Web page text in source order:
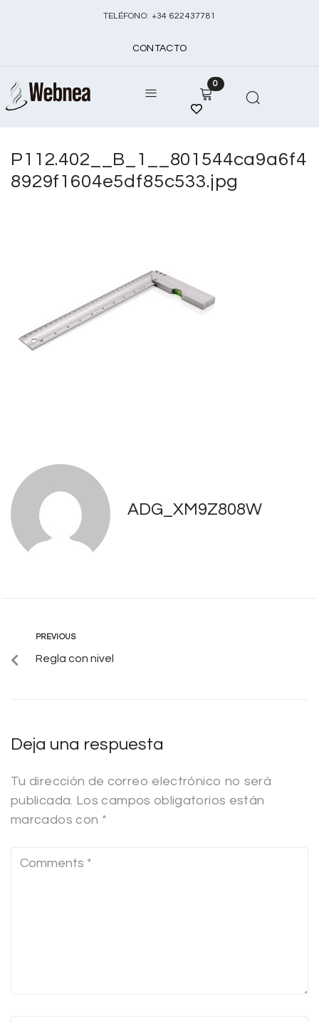
TELÉFONO: +34 622437781
CONTACTO
0
P112.402__B_1__801544ca9a6f4
8929f1604e5df85c533.jpg
ADG_XM9Z808W
PREVIOUS
Regla con nivel
Deja una respuesta
Tu dirección de correo electrónico no será
publicada. Los campos obligatorios están
marcados con *